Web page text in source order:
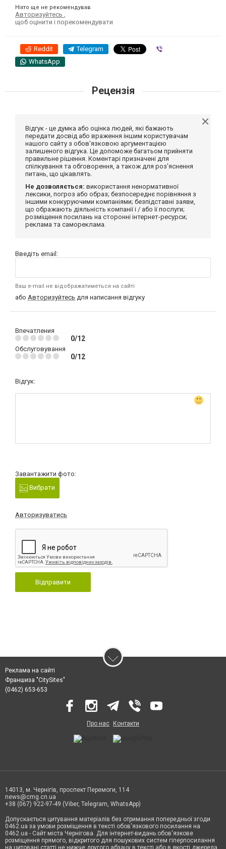
Ніхто ще не рекомендував
Авторизуйтесь ,
щоб оцінити і порекомендувати
Reddit Telegram
WhatsApp
Рецензія
Відгук - це думка або оцінка людей, які бажають
передати досвід або враження іншим користувачам
нашого сайту з обов'язковою аргументацією
залишеного відгука. Це допоможе багатьом прийняти
правильне рішення. Коментарі призначені для
спілкування та обговорення, а також для роз'яснення
питань, що цікавлять.
Не дозволяється: використання ненормативної
лексики, погроз або образ; безпосереднє порівняння з
іншими конкуруючими компаніями; безпідставні заяви,
що ображають діяльність компанії і / або її послуги;
розміщення посилань на сторонні інтернет-ресурси;
реклама та самореклама.
Введіть email:
Ваш e-mail не відображатиметься на сайті
або Авторизуйтесь для написання відгуку
Впечатления
0/12
Обслуговування
0/12
Відгук:
Завантажити фото:
Вибрати
Авторизуватись
Відправити
Реклама на сайті
Франшиза "CitySites"
(0462) 653-653
Про нас Контакти
14013, м. Чернігів, проспект Перемоги, 114
news@cmg.cn.ua
+38 (067) 922-97-49 (Viber, Telegram, WhatsApp)
Допускається цитування матеріалів без отримання попередньої згоди
0462.ua за умови розміщення в тексті обов'язкового посилання на
0462.ua - Сайт міста Чернігова. Для інтернет-видань обов'язкове
розміщення прямого, відкритого для пошукових систем гіперпосилання
на цитовані статті не нижче другого абзацу в тексті або в якості джерела.